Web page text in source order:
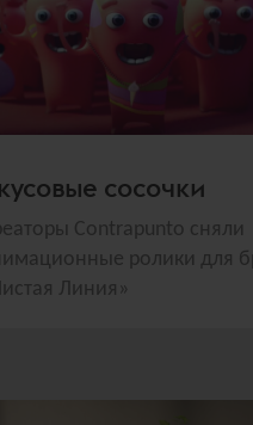
сосочки
Contrаpunto сняли
ролики для
Линия»